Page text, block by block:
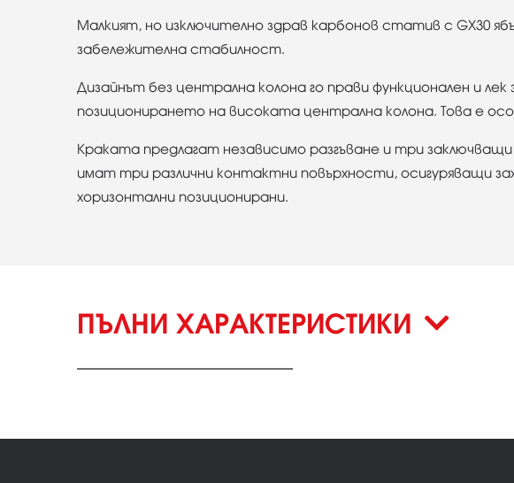
Малкият, но изключително здрав карбонов статив с GX30
забележителна стабилност.
Дизайнът без централна колона го прави функционален и
позиционирането на високата централна колона. Това е
Краката предлагат независимо разгъване и три
имат три различни контактни повърхности, осигуряващи
хоризонтални позиционирани.
ПЪЛНИ ХАРАКТЕРИСТИКИ